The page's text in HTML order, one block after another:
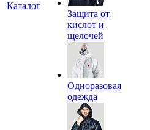
Каталог
Защита от
кислот и
щелочей
Одноразовая
одежда